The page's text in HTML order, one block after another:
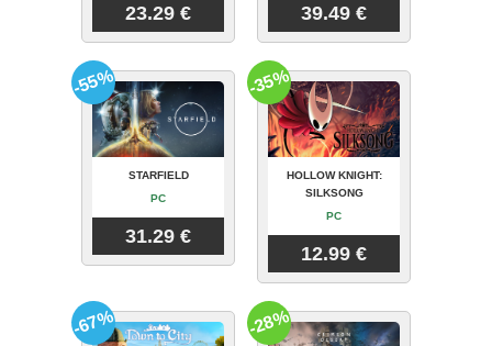
23.29 € 39.49 €
STARFIELD
PC
31.29 €
-55%
HOLLOW KNIGHT:
SILKSONG
PC
12.99 €
-35%
-67% -28%